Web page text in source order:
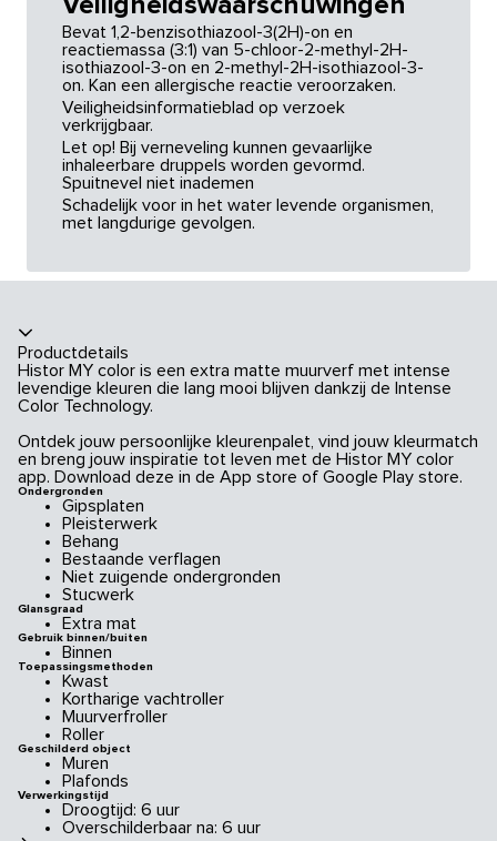
Bevat 1,2-benzisothiazool-3(2H)-on en
reactiemassa (3:1) van 5-chloor-2-methyl-2H-
isothiazool-3-on en 2-methyl-2H-isothiazool-3-
on. Kan een allergische reactie veroorzaken.
Veiligheidsinformatieblad op verzoek
verkrijgbaar.
Let op! Bij verneveling kunnen gevaarlijke
inhaleerbare druppels worden gevormd.
Spuitnevel niet inademen
Schadelijk voor in het water levende organismen,
met langdurige gevolgen.
Productdetails
Histor MY color is een extra matte muurverf met intense
levendige kleuren die lang mooi blijven dankzij de Intense
Color Technology.
Ontdek jouw persoonlijke kleurenpalet, vind jouw kleurmatch
en breng jouw inspiratie tot leven met de Histor MY color
app. Download deze in de App store of Google Play store.
Ondergronden
Gipsplaten
Pleisterwerk
Behang
Bestaande verflagen
Niet zuigende ondergronden
Stucwerk
Glansgraad
Extra mat
Gebruik binnen/buiten
Binnen
Toepassingsmethoden
Kwast
Kortharige vachtroller
Muurverfroller
Roller
Geschilderd object
Muren
Plafonds
Verwerkingstijd
Droogtijd: 6 uur
Overschilderbaar na: 6 uur